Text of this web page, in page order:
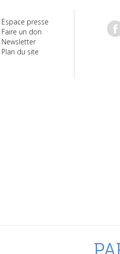
Espace presse
Faire un don
Newsletter
Plan du site